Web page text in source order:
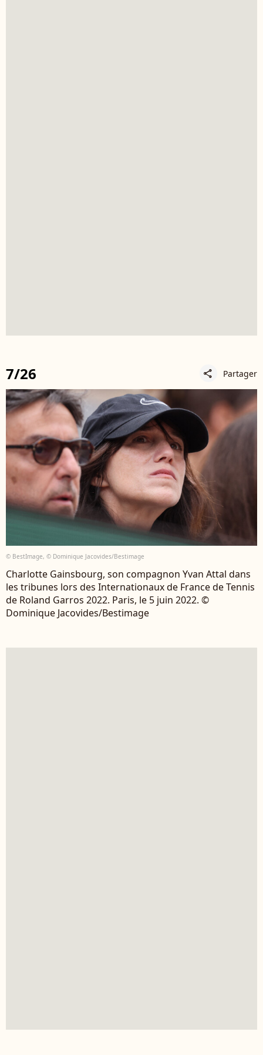
7/26 share Partager
© BestImage, © Dominique Jacovides/Bestimage
Charlotte Gainsbourg, son compagnon Yvan Attal dans
les tribunes lors des Internationaux de France de Tennis
de Roland Garros 2022. Paris, le 5 juin 2022. ©
Dominique Jacovides/Bestimage